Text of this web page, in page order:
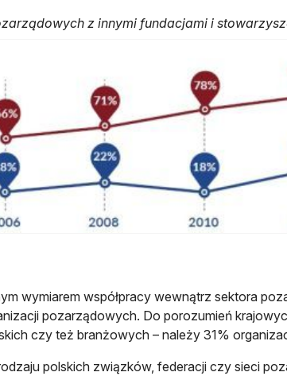
z innymi fundacjami i
wymiarem współpracy wewnątrz sektora
pozarządowych. Do porozumień
czy też branżowych – należy 31%
polskich związków, federacji czy sieci